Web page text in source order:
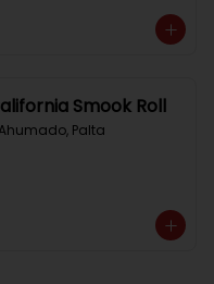
Smook Roll
Palta